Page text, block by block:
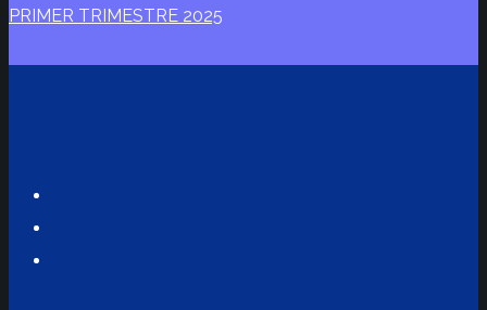
PRIMER TRIMESTRE 2025